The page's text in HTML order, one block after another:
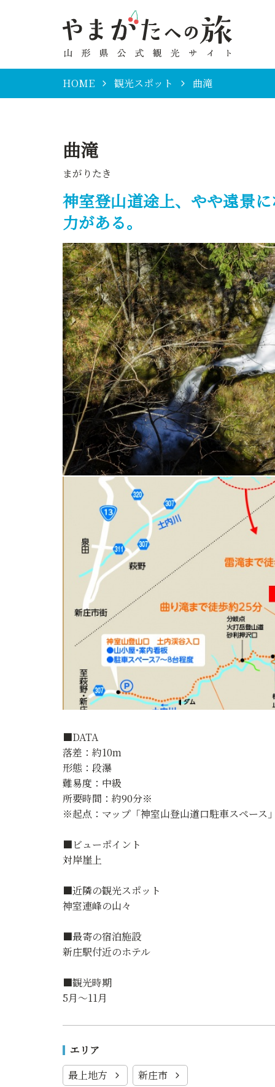
HOME 観光スポット 曲滝
曲滝
まがりたき
神室登山道途上、やや遠景
力がある。
■DATA
落差：約10m
形態：段瀑
難易度：中級
所要時間：約90分※
※起点：マップ「神室山登山道口駐車スペース
■ビューポイント
対岸崖上
■近隣の観光スポット
神室連峰の山々
■最寄の宿泊施設
新庄駅付近のホテル
■観光時期
5月～11月
エリア
最上地方
新庄市